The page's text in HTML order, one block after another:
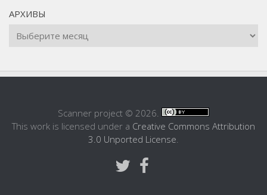
АРХИВЫ
Scanner project © 2026.
This work is licensed under a Creative Commons Attribution
3.0 Unported License.